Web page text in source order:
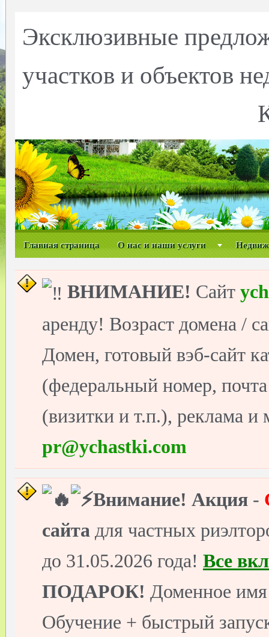
Эксклюзивные
участков и объектов
Главная страница О нас и наши услуги
ВНИМАНИЕ! Сайт
аренду! Возраст домена /
Домен, готовый вэб-сайт
(федеральный номер,
(визитки и т.п.), реклама и
pr@ychastki.com
Внимание! Акция -
сайта для частных
до 31.05.2026 года! Все
ПОДАРОК! Доменное
Обучение + быстрый